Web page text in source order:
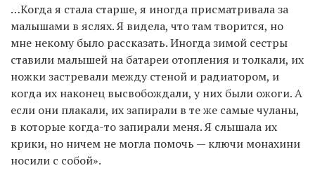
…Когда я стала старше, я иногда присматривала за
малышами в яслях. Я видела, что там творится, но
мне некому было рассказать. Иногда зимой сестры
ставили малышей на батареи отопления и толкали, их
ножки застревали между стеной и радиатором, и
когда их наконец высвобождали, у них были ожоги. А
если они плакали, их запирали в те же самые чуланы,
в которые когда-то запирали меня. Я слышала их
крики, но ничем не могла помочь — ключи монахини
носили с собой».